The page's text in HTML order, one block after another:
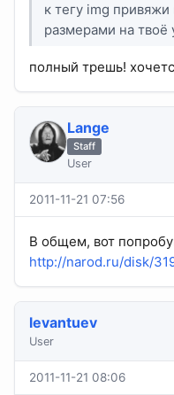
к тегу img
размерами на твоё
полный трешь!
Lange
Staff
User
2011-11-21 07:56
В общем, вот
http://narod.ru/disk/
levantuev
User
2011-11-21 08:06